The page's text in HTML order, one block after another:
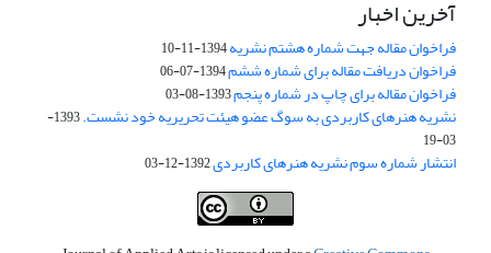
آخرین اخبار
فراخوان مقاله جهت شماره هشتم نشریه1394-11-10
فراخوان دریافت مقاله برای شماره ششم1394-07-06
فراخوان مقاله برای چاپ در شماره پنجم1393-08-03
نشریه هنرهای کاربردی به سوگ عضو هیئت تحریریه خود نشست.
1393-
03-19
انتشار شماره سوم نشریه هنرهای کاربردی1392-12-03